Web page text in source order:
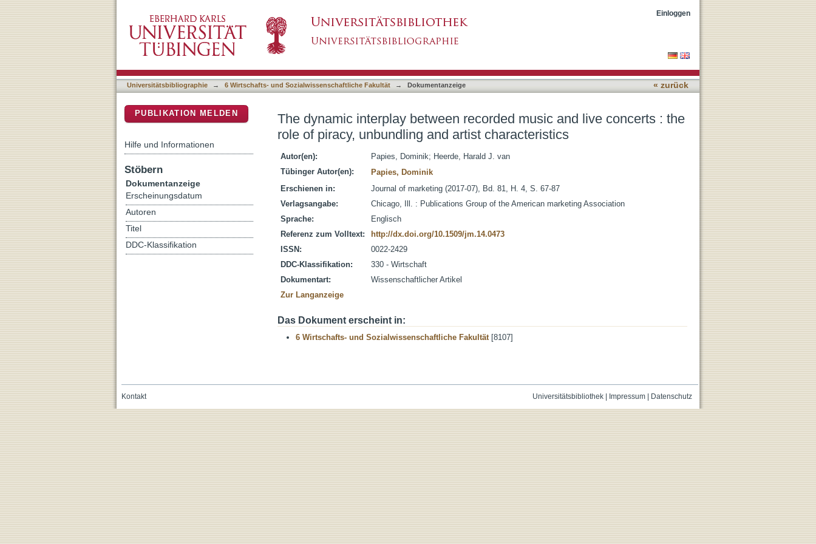
The dynamic interplay between recorded music and live concerts : the role of piracy, unbundling
and artist characteristics
Einloggen
Universitätsbibliographie → 6 Wirtschafts- und Sozialwissenschaftliche Fakultät → Dokumentanzeige « zurück
The dynamic interplay between recorded music and live concerts : the
role of piracy, unbundling and artist characteristics
Autor(en): Papies, Dominik; Heerde, Harald J. van
Tübinger Autor(en):
Papies, Dominik
Erschienen in:
Journal of marketing (2017-07), Bd. 81, H. 4, S. 67-87
Verlagsangabe:
Chicago, Ill. : Publications Group of the American marketing Association
Sprache:
Englisch
Referenz zum Volltext:
http://dx.doi.org/10.1509/jm.14.0473
ISSN:
0022-2429
DDC-Klassifikation:
330 - Wirtschaft
Dokumentart:
Wissenschaftlicher Artikel
Zur Langanzeige
Das Dokument erscheint in:
6 Wirtschafts- und Sozialwissenschaftliche Fakultät[8107]
PUBLIKATION MELDEN
Hilfe und Informationen
Stöbern
Dokumentanzeige
Erscheinungsdatum
Autoren
Titel
DDC-Klassifikation
Universitätsbibliothek| Impressum| Datenschutz
Kontakt